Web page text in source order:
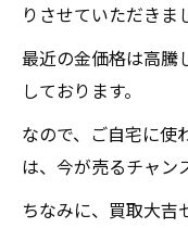
りさせていただきま
最近の金価格は高騰
しております。
なので、ご自宅に使
は、今が売るチャン
ちなみに、買取大吉